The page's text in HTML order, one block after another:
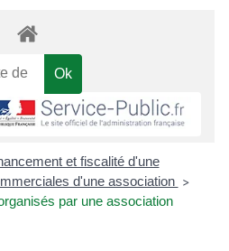
et fiscalité d'une
d'une association >
par une association